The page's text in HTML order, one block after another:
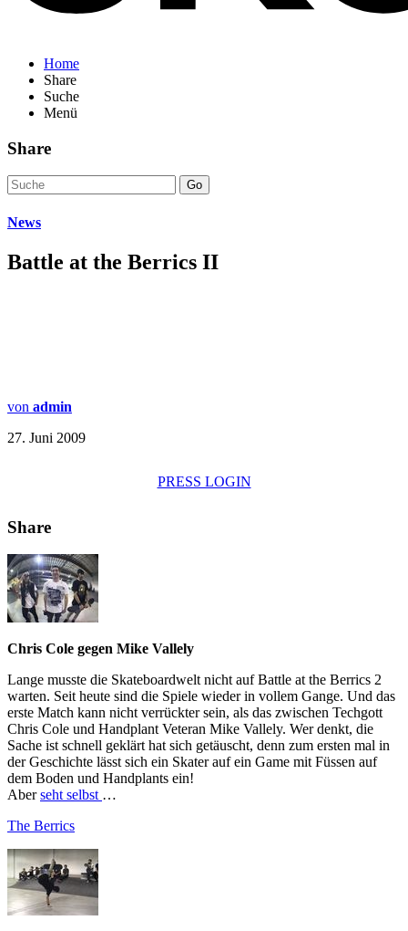
Home
Share
Suche
Menü
Share
Go
News
Battle at the Berrics II
von admin
27. Juni 2009
PRESS LOGIN
Share
Chris Cole gegen Mike Vallely
Lange musste die Skateboardwelt nicht auf Battle at the Berrics 2
warten. Seit heute sind die Spiele wieder in vollem Gange. Und das
erste Match kann nicht verrückter sein, als das zwischen Techgott
Chris Cole und Handplant Veteran Mike Vallely. Wer denkt, die
Sache ist schnell geklärt hat sich getäuscht, denn zum ersten mal in
der Geschichte lässt sich ein Skater auf ein Game mit Füssen auf
dem Boden und Handplants ein!
Aberseht selbst …
The Berrics